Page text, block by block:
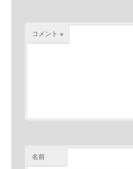
コメント ※
名前